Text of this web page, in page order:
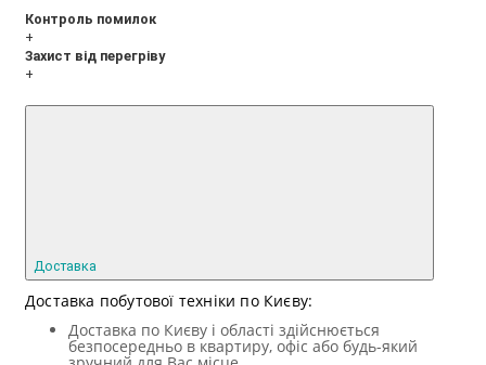
Контроль помилок
+
Захист від перегріву
+
Доставка
Доставка побутової техніки по Києву:
Доставка по Києву і області здійснюється
безпосередньо в квартиру, офіс або будь-який